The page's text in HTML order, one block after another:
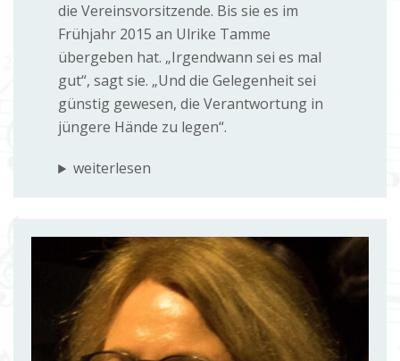
die Vereinsvorsitzende. Bis sie es im
Frühjahr 2015 an Ulrike Tamme
übergeben hat. „Irgendwann sei es mal
gut“, sagt sie. „Und die Gelegenheit sei
günstig gewesen, die Verantwortung in
jüngere Hände zu legen“.
weiterlesen